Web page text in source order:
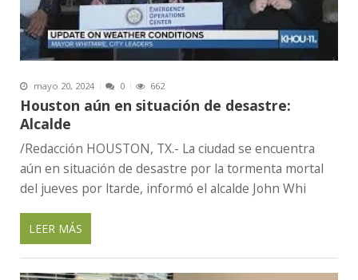
mayo 20, 2024 0 662
Houston aún en situación de desastre:
Alcalde
/Redacción HOUSTON, TX.- La ciudad se encuentra
aún en situación de desastre por la tormenta mortal
del jueves por ltarde, informó el alcalde John Whi
LEER MÁS